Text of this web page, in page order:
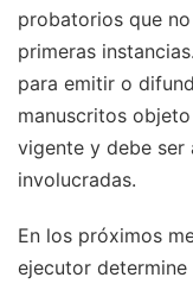
probatorios que
primeras
para emitir o
manuscritos
vigente y debe
involucradas.
En los próximos
ejecutor